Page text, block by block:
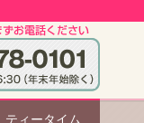
ティータイム